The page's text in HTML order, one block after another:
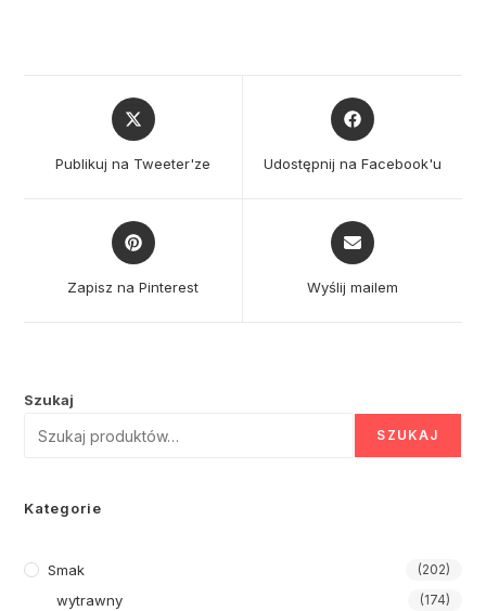
Opens
in
Publikuj na Tweeter'ze
Opens
in
new
Udostępnij na Facebook'u
Opens
in
Zapisz na Pinterest
Opens
in
new
Wyślij mailem
Szukaj
SZUKAJ
Kategorie
Smak (202)
wytrawny (174)